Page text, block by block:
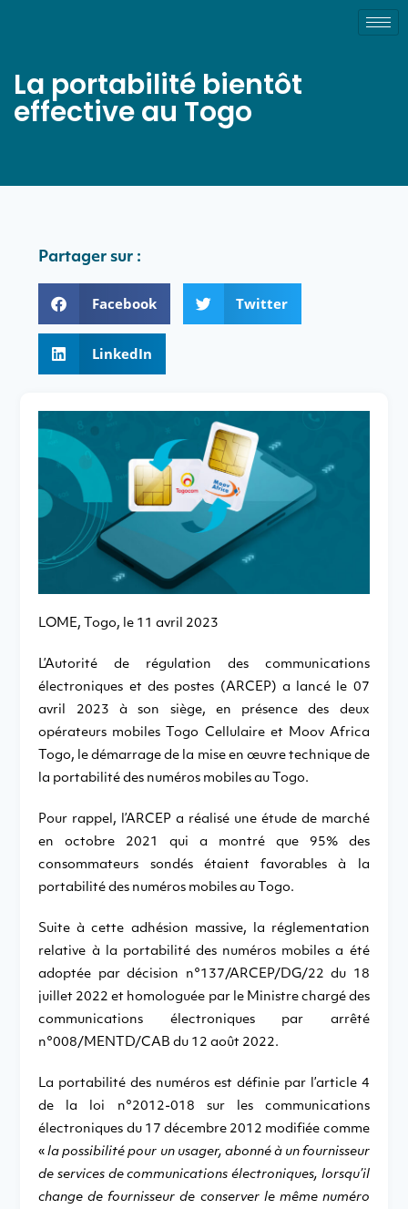
La portabilité bientôt
effective au Togo
Partager sur :
Facebook Twitter
LinkedIn
LOME, Togo, le 11 avril 2023
L’Autorité de régulation des communications
électroniques et des postes (ARCEP) a lancé le 07
avril 2023 à son siège, en présence des deux
opérateurs mobiles Togo Cellulaire et Moov Africa
Togo, le démarrage de la mise en œuvre technique de
la portabilité des numéros mobiles au Togo.
Pour rappel, l’ARCEP a réalisé une étude de marché
en octobre 2021 qui a montré que 95% des
consommateurs sondés étaient favorables à la
portabilité des numéros mobiles au Togo.
Suite à cette adhésion massive, la réglementation
relative à la portabilité des numéros mobiles a été
adoptée par décision n°137/ARCEP/DG/22 du 18
juillet 2022 et homologuée par le Ministre chargé des
communications électroniques par arrêté
n°008/MENTD/CAB du 12 août 2022.
La portabilité des numéros est définie par l’article 4
de la loi n°2012-018 sur les communications
électroniques du 17 décembre 2012 modifiée comme
«la possibilité pour un usager, abonné à un fournisseur
de services de communications électroniques, lorsqu’il
change de fournisseur de conserver le même numéro